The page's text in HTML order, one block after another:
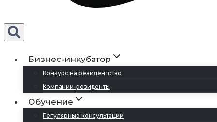
Бизнес-инкубатор
Конкурс на резидентство
Компании-резиденты
Обучение
Регулярные консультации